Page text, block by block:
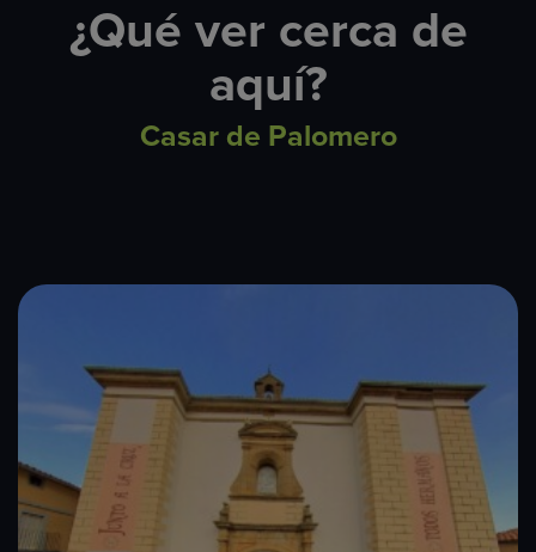
¿Qué ver cerca de
aquí?
Casar de Palomero